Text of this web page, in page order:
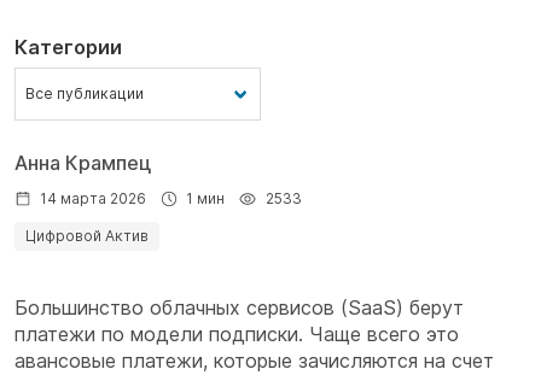
Категории
Анна Крампец
14 марта 2026 1 мин 2533
Цифровой Актив
Большинство облачных сервисов (SaaS) берут
платежи по модели подписки. Чаще всего это
авансовые платежи, которые зачисляются на счет